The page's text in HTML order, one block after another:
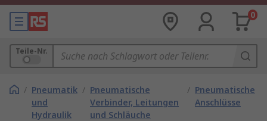
0
Teile-Nr.
/ Pneumatik
und
Hydraulik
/ Pneumatische
Verbinder, Leitungen
und Schläuche
/ Pneumatische
Anschlüsse